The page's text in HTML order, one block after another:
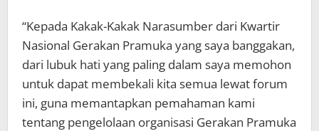
“Kepada Kakak-Kakak Narasumber dari Kwartir
Nasional Gerakan Pramuka yang saya banggakan,
dari lubuk hati yang paling dalam saya memohon
untuk dapat membekali kita semua lewat forum
ini, guna memantapkan pemahaman kami
tentang pengelolaan organisasi Gerakan Pramuka